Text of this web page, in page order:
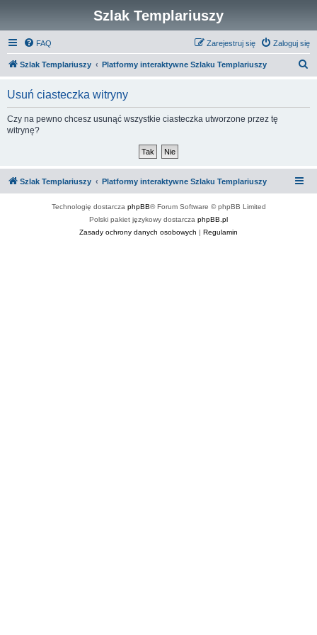
Szlak Templariuszy
FAQ Zaloguj się
Zarejestruj się
Szlak Templariuszy Platformy interaktywne Szlaku Templariuszy
Usuń ciasteczka witryny
Czy na pewno chcesz usunąć wszystkie ciasteczka utworzone przez tę
witrynę?
Szlak Templariuszy Platformy interaktywne Szlaku Templariuszy
Technologię dostarcza phpBB® Forum Software © phpBB Limited
Polski pakiet językowy dostarcza phpBB.pl
Zasady ochrony danych osobowych | Regulamin